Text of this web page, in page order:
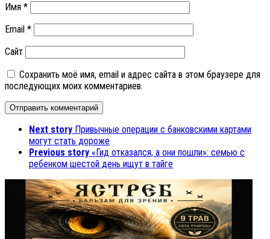
Имя *
Email *
Сайт
Сохранить моё имя, email и адрес сайта в этом браузере для
последующих моих комментариев.
Next story Привычные операции с банковскими картами
могут стать дороже
Previous story «Гид отказался, а они пошли»: семью с
ребенком шестой день ищут в тайге